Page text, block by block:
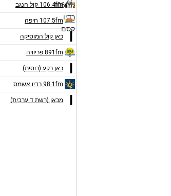
106.4fm קול הנגב
107.5fm חיפה
כאן קול המוסיקה
891fm פריוויה
כאן רקע (רוסית)
98.1fm רדיו אשמס
מכאן (רשת ד ערבית)